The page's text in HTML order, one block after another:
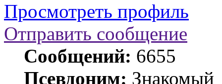
Просмотреть профиль
Отправить сообщение
Сообщений: 6655
Псевдоним: Знакомый